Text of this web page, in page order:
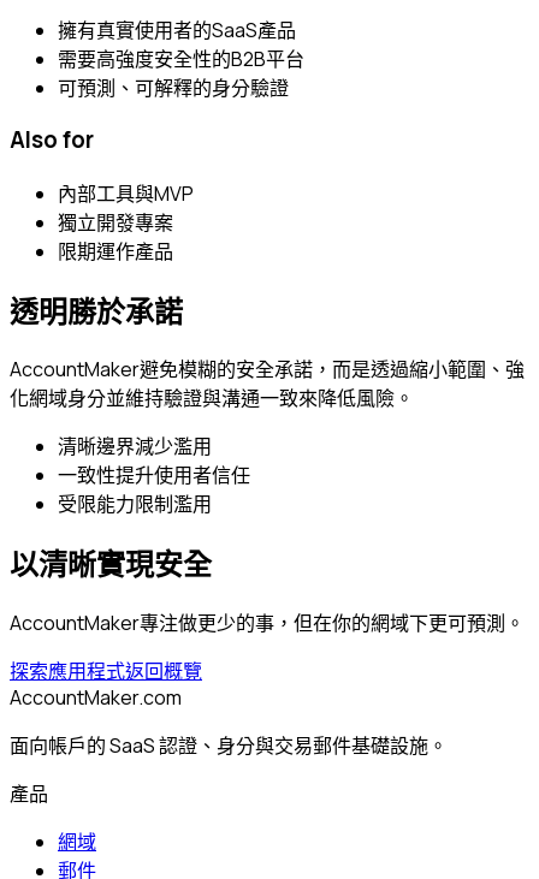
擁有真實使用者的SaaS產品
需要高強度安全性的B2B平台
可預測、可解釋的身分驗證
Also for
內部工具與MVP
獨立開發專案
限期運作產品
透明勝於承諾
AccountMaker避免模糊的安全承諾，而是透過縮小範圍、強
化網域身分並維持驗證與溝通一致來降低風險。
清晰邊界減少濫用
一致性提升使用者信任
受限能力限制濫用
以清晰實現安全
AccountMaker專注做更少的事，但在你的網域下更可預測。
探索應用程式返回概覽
AccountMaker.com
面向帳戶的 SaaS 認證、身分與交易郵件基礎設施。
產品
網域
郵件